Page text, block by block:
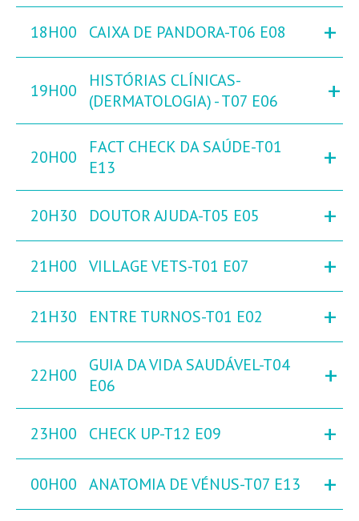
18H00 CAIXA DE PANDORA-T06 E08 +
19H00
HISTÓRIAS CLÍNICAS-
(DERMATOLOGIA) - T07 E06
+
20H00
FACT CHECK DA SAÚDE-T01
E13
+
20H30 DOUTOR AJUDA-T05 E05 +
21H00 VILLAGE VETS-T01 E07 +
21H30 ENTRE TURNOS-T01 E02 +
22H00
GUIA DA VIDA SAUDÁVEL-T04
E06
+
23H00 CHECK UP-T12 E09 +
00H00 ANATOMIA DE VÉNUS-T07 E13 +